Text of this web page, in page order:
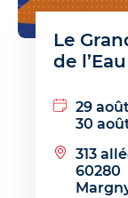
Le
de
29
30
313
60280